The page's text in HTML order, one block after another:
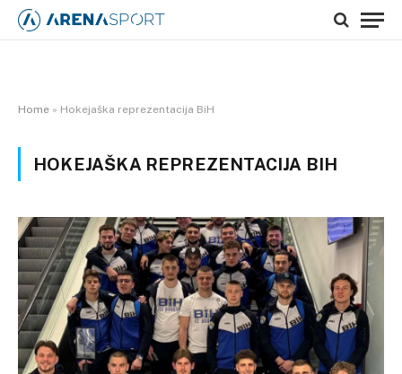
Home » Hokejaška reprezentacija BiH
HOKEJAŠKA REPREZENTACIJA BIH